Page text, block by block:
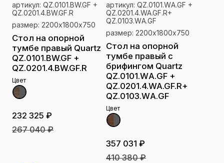
артикул: QZ.0101.BW.GF +
QZ.0201.4.BW.GF.R
размер: 2200х1800х750
Стол на опорной
тумбе правый Quartz
QZ.0101.BW.GF +
QZ.0201.4.BW.GF.R
Цвет
232 325 ₽
267 040 ₽
артикул: QZ.0101.WА.GF +
QZ.0201.4.WA.GF.R+
QZ.0103.WА.GF
размер: 2200х1800х750
Стол на опорной
тумбе правый с
брифингом Quartz
QZ.0101.WА.GF +
QZ.0201.4.WA.GF.R+
QZ.0103.WА.GF
Цвет
357 031 ₽
410 380 ₽